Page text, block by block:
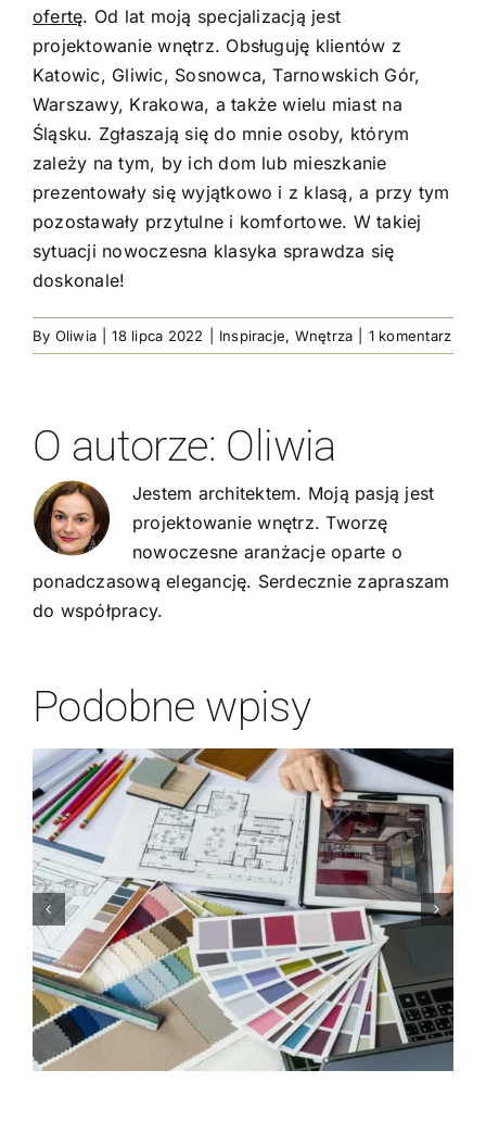
ofertę. Od lat moją specjalizacją jest
projektowanie wnętrz. Obsługuję klientów z
Katowic, Gliwic, Sosnowca, Tarnowskich Gór,
Warszawy, Krakowa, a także wielu miast na
Śląsku. Zgłaszają się do mnie osoby, którym
zależy na tym, by ich dom lub mieszkanie
prezentowały się wyjątkowo i z klasą, a przy tym
pozostawały przytulne i komfortowe. W takiej
sytuacji nowoczesna klasyka sprawdza się
doskonale!
By Oliwia 18 lipca 2022 Inspiracje, Wnętrza 1 komentarz
O autorze: Oliwia
Jestem architektem. Moją pasją jest
projektowanie wnętrz. Tworzę
nowoczesne aranżacje oparte o
ponadczasową elegancję. Serdecznie zapraszam
do współpracy.
Podobne wpisy
Z jakich materiałów
korzysta projektant
wnętrz z Katowic,
aby zapewnić
trwałość i estetykę?